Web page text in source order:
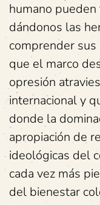
humano
dándonos las
comprender
que el marco
opresión
internacional y
donde la
apropiación de
ideológicas del
cada vez más
del bienestar